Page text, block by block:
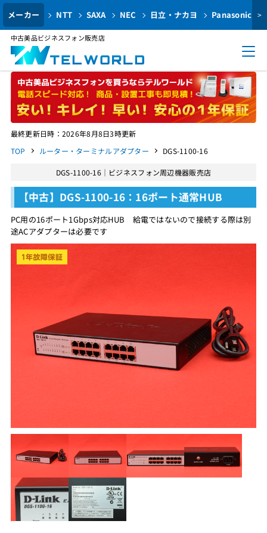
メーカー NTT SAXA NEC 日立・ナカヨ Panasonic >
中古美品ビジネスフォン販売店
最終更新日時：2026年8月8日3時更新
TOP
ルーター・ターミナルアダプター DGS-1100-16
DGS-1100-16｜ビジネスフォン周辺機器販売店
【中古】DGS-1100-16：16ポート通常HUB
PC用の16ポート1Gbps対応HUB 給電ではないので接続する際は別
途ACアダプターは必要です